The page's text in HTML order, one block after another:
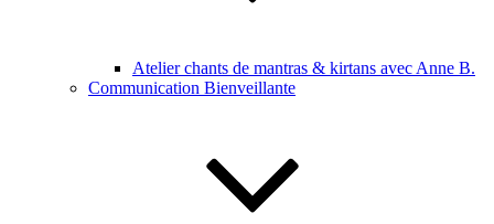
Atelier chants de mantras & kirtans avec Anne B.
Communication Bienveillante